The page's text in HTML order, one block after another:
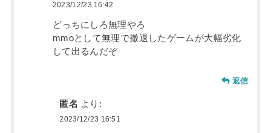
2023/12/23 16:42
どっちにしろ無理やろ
mmoとして無理で撤退したゲームが大幅劣化
して出るんだぞ
返信
匿名 より:
2023/12/23 16:51